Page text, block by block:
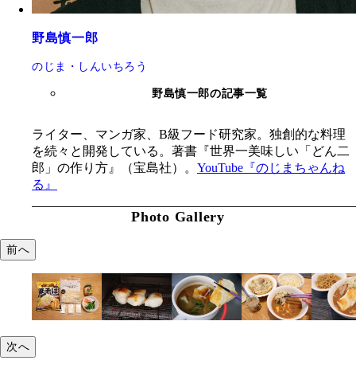
野島慎一郎
のじま・しんいちろう
野島慎一郎の記事一覧
ライター、マンガ家、B級フード研究家。独創的な料理
を続々と開発している。著書『世界一美味しい「どん二
郎」の作り方』（宝島社）。 YouTube『のじまちゃんね
る』
Photo Gallery
前へ
次へ